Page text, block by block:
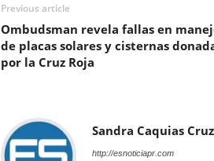
Previous article
Ombudsman revela fallas en
de placas solares y cisternas
por la Cruz Roja
Sandra Caquias Cruz
http://esnoticiapr.com